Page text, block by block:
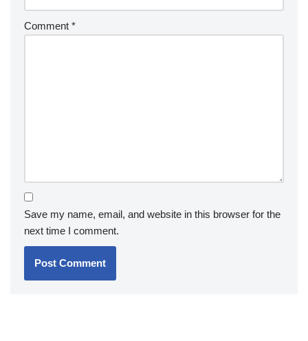
Comment *
Save my name, email, and website in this browser for the
next time I comment.